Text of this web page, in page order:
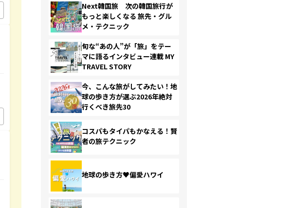
Next韓国旅 次の韓国旅行が
もっと楽しくなる 旅先・グル
メ・テクニック
旬な“あの人”が「旅」をテー
マに語るインタビュー連載 MY
TRAVEL STORY
今、こんな旅がしてみたい！地
球の歩き方が選ぶ2026年絶対
行くべき旅先30
コスパもタイパもかなえる！賢
者の旅テクニック
地球の歩き方♥偏愛ハワイ